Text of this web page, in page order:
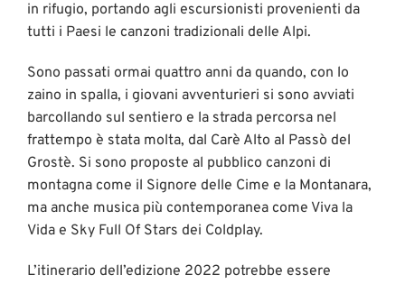
in rifugio, portando agli escursionisti provenienti da
tutti i Paesi le canzoni tradizionali delle Alpi.
Sono passati ormai quattro anni da quando, con lo
zaino in spalla, i giovani avventurieri si sono avviati
barcollando sul sentiero e la strada percorsa nel
frattempo è stata molta, dal Carè Alto al Passò del
Grostè. Si sono proposte al pubblico canzoni di
montagna come il Signore delle Cime e la Montanara,
ma anche musica più contemporanea come Viva la
Vida e Sky Full Of Stars dei Coldplay.
L’itinerario dell’edizione 2022 potrebbe essere